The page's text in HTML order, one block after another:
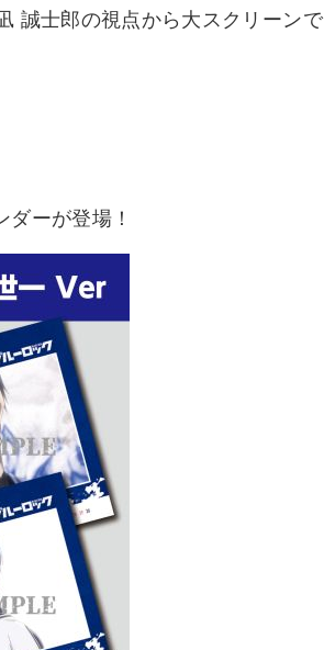
誠士郎の視点から大スクリーンで
ーが登場！